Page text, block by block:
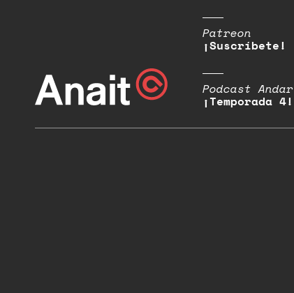
Patreon
¡Suscríbete!
Podcast Andar
¡Temporada 4!